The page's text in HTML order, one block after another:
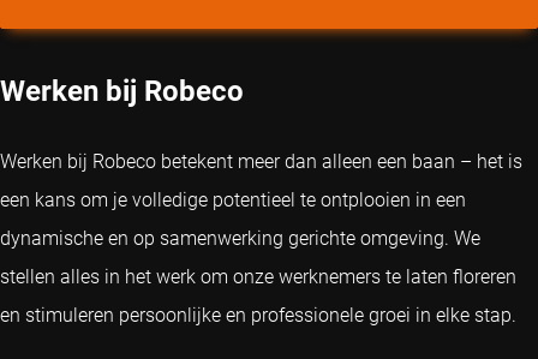
Werken bij Robeco
Werken bij Robeco betekent meer dan alleen een baan – het is
een kans om je volledige potentieel te ontplooien in een
dynamische en op samenwerking gerichte omgeving. We
stellen alles in het werk om onze werknemers te laten floreren
en stimuleren persoonlijke en professionele groei in elke stap.